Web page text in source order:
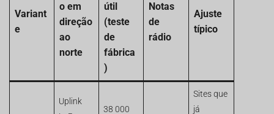
Variant
e
o em
direção
ao
norte
útil
(teste
de
fábrica
)
Notas
de
rádio
Ajuste
típico
Uplink
38 000
Sites que
já